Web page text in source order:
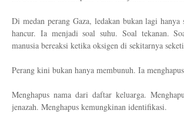
Di medan perang Gaza, ledakan bukan lagi hanya
hancur. Ia menjadi soal suhu. Soal tekanan.
manusia bereaksi ketika oksigen di sekitarnya
Perang kini bukan hanya membunuh. Ia
Menghapus nama dari daftar keluarga.
jenazah. Menghapus kemungkinan identifikasi.